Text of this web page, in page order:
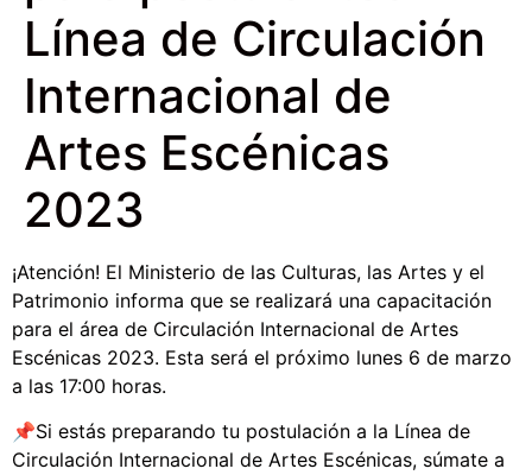
Línea de Circulación
Internacional de
Artes Escénicas
2023
¡Atención! El Ministerio de las Culturas, las Artes y el
Patrimonio informa que se realizará una capacitación
para el área de Circulación Internacional de Artes
Escénicas 2023. Esta será el próximo lunes 6 de marzo
a las 17:00 horas.
📌Si estás preparando tu postulación a la Línea de
Circulación Internacional de Artes Escénicas, súmate a